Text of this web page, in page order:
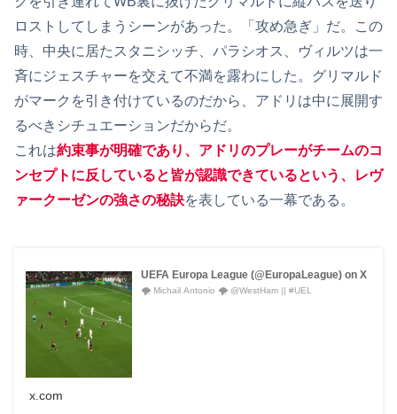
ロストしてしまうシーンがあった。「攻め急ぎ」だ。この
時、中央に居たスタニシッチ、パラシオス、ヴィルツは一
斉にジェスチャーを交えて不満を露わにした。グリマルド
がマークを引き付けているのだから、アドリは中に展開す
るべきシチュエーションだからだ。
これは約束事が明確であり、アドリのプレーがチームのコ
ンセプトに反していると皆が認識できているという、レヴ
ァークーゼンの強さの秘訣を表している一幕である。
UEFA Europa League (@EuropaLeague) on X
🌪️ Michail Antonio 🌪️ @WestHam || #UEL
x.com